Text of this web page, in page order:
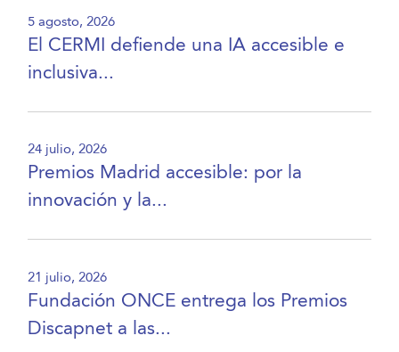
5 agosto, 2026
El CERMI defiende una IA accesible e
inclusiva...
24 julio, 2026
Premios Madrid accesible: por la
innovación y la...
21 julio, 2026
Fundación ONCE entrega los Premios
Discapnet a las...